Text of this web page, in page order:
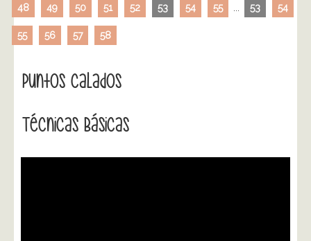
48 49 50 51 52 53 54 55 53 54
55 56 57 58
Puntos Calados
Técnicas Básicas